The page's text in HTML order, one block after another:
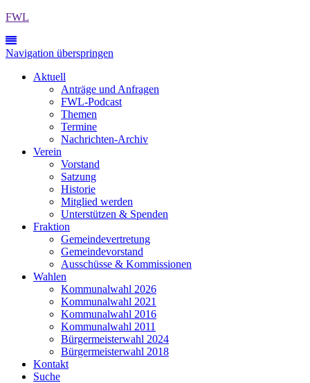
FWL
Navigation überspringen
Aktuell
Anträge und Anfragen
FWL-Podcast
Themen
Termine
Nachrichten-Archiv
Verein
Vorstand
Satzung
Historie
Mitglied werden
Unterstützen & Spenden
Fraktion
Gemeindevertretung
Gemeindevorstand
Ausschüsse & Kommissionen
Wahlen
Kommunalwahl 2026
Kommunalwahl 2021
Kommunalwahl 2016
Kommunalwahl 2011
Bürgermeisterwahl 2024
Bürgermeisterwahl 2018
Kontakt
Suche